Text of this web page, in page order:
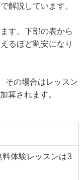
解説しています。
す。下部の表から
るほど割安になり
その場合はレッスン
算されます。
体験レッスンは3